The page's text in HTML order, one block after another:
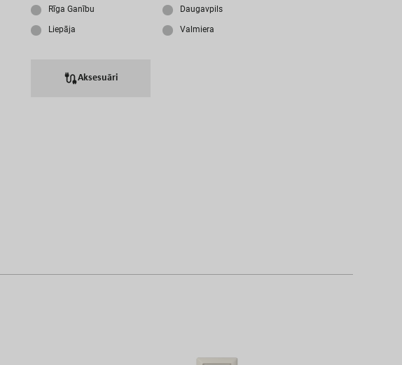
Aiz
Rīga Ganību Daugavpils
Liepāja Valmiera
Aksesuāri